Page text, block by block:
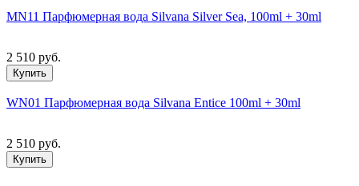
MN11 Парфюмерная вода Silvana Silver Sea, 100ml + 30ml
2 510 руб.
Купить
WN01 Парфюмерная вода Silvana Entice 100ml + 30ml
2 510 руб.
Купить